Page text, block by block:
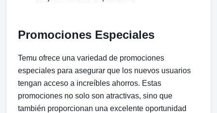
Promociones Especiales
Temu ofrece una variedad de promociones
especiales para asegurar que los nuevos usuarios
tengan acceso a increíbles ahorros. Estas
promociones no solo son atractivas, sino que
también proporcionan una excelente oportunidad